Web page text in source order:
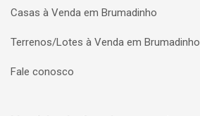
Casas à Venda em Brumadinho
Terrenos/Lotes à Venda em Brumadinho
Fale conosco